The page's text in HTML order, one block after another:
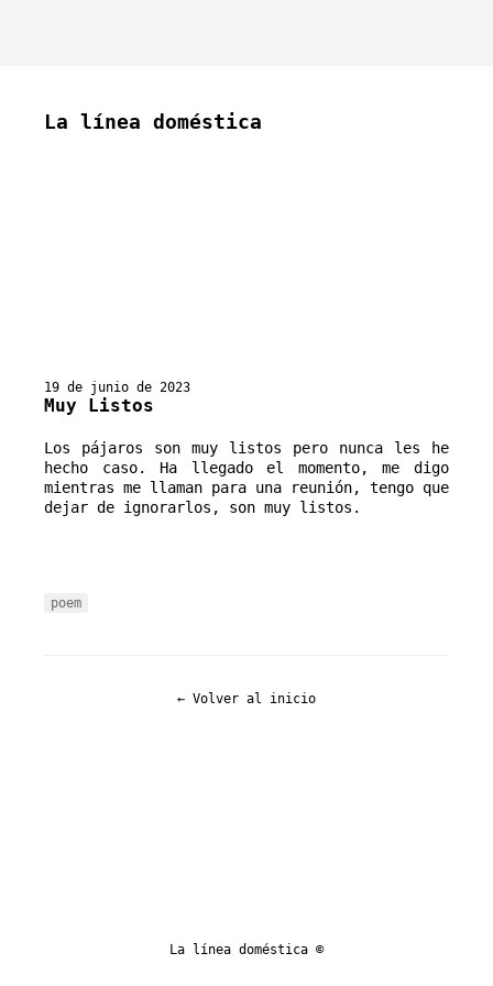
La línea doméstica
19 de junio de 2023
Muy Listos
Los pájaros son muy listos pero nunca les he
hecho caso. Ha llegado el momento, me digo
mientras me llaman para una reunión, tengo que
dejar de ignorarlos, son muy listos.
poem
← Volver al inicio
La línea doméstica ©